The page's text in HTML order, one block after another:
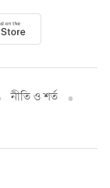
নীতি ও শর্ত